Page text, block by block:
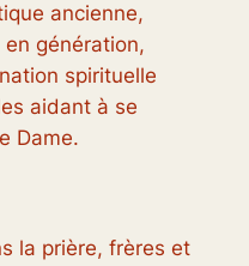
ancienne,
génération,
spirituelle
aidant à se
Dame.
la prière, frères et